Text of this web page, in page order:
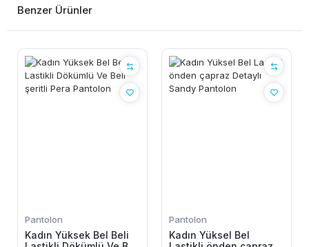
Benzer Ürünler
Pantolon
Kadın Yüksek Bel Beli
Pantolon
Kadın Yüksel Bel